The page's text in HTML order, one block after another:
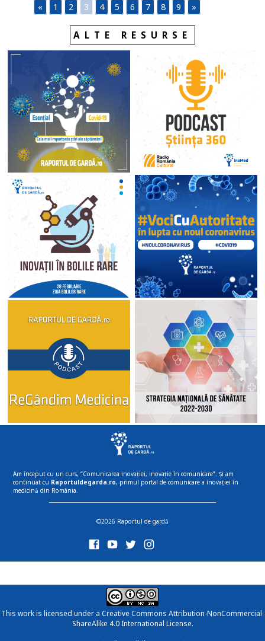
« 1 2 3 4 5 6 7 8 9 »
ALTE RESURSE
Am început cu un curs, “Comunicarea inovației, inovație în comunicare”. Și am
continuat cu Raportuldegarda.ro, primul portal de comunicare a inovației în
medicină din România.
©2026 Raportul de gardă
This work is licensed under a Creative Commons Attribution-NonCommercial-
ShareAlike 4.0 International License.